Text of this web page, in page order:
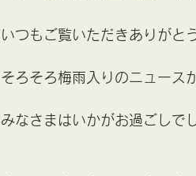
いつもご覧いただきありがと
そろそろ梅雨入りのニュース
みなさまはいかがお過ごしで